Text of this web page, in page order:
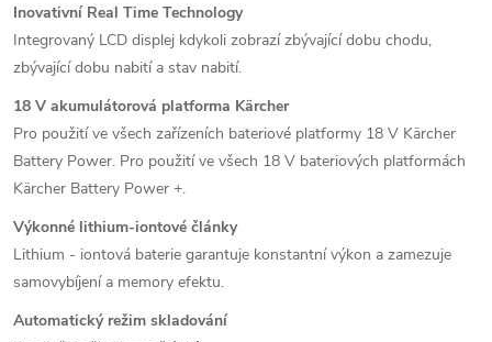
Inovativní Real Time Technology
Integrovaný LCD displej kdykoli zobrazí zbývající dobu chodu,
zbývající dobu nabití a stav nabití.
18 V akumulátorová platforma Kärcher
Pro použití ve všech zařízeních bateriové platformy 18 V Kärcher
Battery Power. Pro použití ve všech 18 V bateriových platformách
Kärcher Battery Power +.
Výkonné lithium-iontové články
Lithium - iontová baterie garantuje konstantní výkon a zamezuje
samovybíjení a memory efektu.
Automatický režim skladování